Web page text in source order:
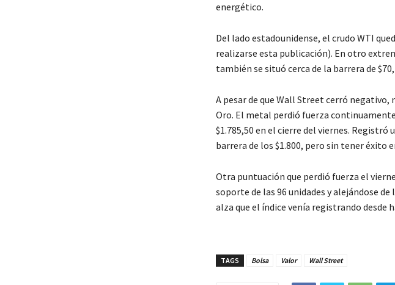
energético.
Del lado estadounidense, el crudo WTI
realizarse esta publicación). En otro
también se situó cerca de la barrera de
A pesar de que Wall Street cerró
Oro. El metal perdió fuerza
$1.785,50 en el cierre del viernes.
barrera de los $1.800, pero sin tener éxito
Otra puntuación que perdió fuerza el
soporte de las 96 unidades y alejándose
alza que el índice venía registrando desde
TAGS Bolsa Valor Wall Street